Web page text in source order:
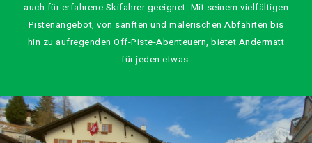
auch für erfahrene Skifahrer geeignet. Mit seinem vielfältigen
Pistenangebot, von sanften und malerischen Abfahrten bis
hin zu aufregenden Off-Piste-Abenteuern, bietet Andermatt
für jeden etwas.